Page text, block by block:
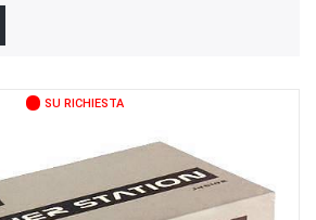
SU RICHIESTA